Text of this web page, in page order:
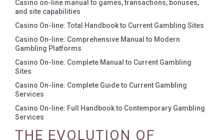
Casino on-line manual to games, transactions, bonuses,
and site capabilities
Casino On-line: Total Handbook to Current Gambling Sites
Casino On-line: Comprehensive Manual to Modern
Gambling Platforms
Casino On-line: Complete Manual to Current Gambling
Sites
Casino On-line: Complete Guide to Current Gambling
Services
Casino On-line: Full Handbook to Contemporary Gambling
Services
THE EVOLUTION OF